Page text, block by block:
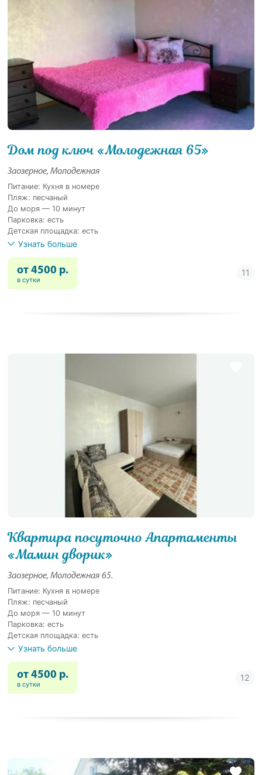
Дом под ключ «Молодежная 65»
Заозерное, Молодежная
Питание: Кухня в номере
Пляж: песчаный
До моря — 10 минут
Парковка: есть
Детская площадка: есть
Узнать больше
от 4500 р.
в сутки
Квартира посуточно Апартаменты
«Мамин дворик»
Заозерное, Молодежная 65.
Питание: Кухня в номере
Пляж: песчаный
До моря — 10 минут
Парковка: есть
Детская площадка: есть
Узнать больше
от 4500 р.
в сутки